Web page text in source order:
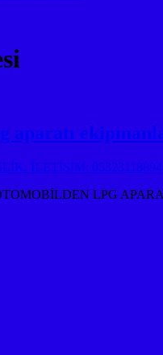
İLETİŞİM: 05323118894
LPG